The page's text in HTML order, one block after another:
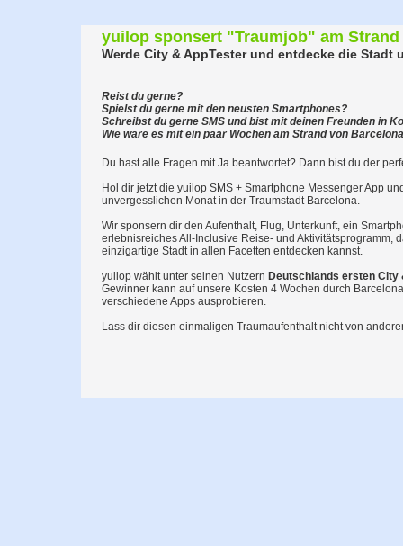
yuilop sponsert "Traumjob" am
Werde City & AppTester und entdecke die Stadt
Reist du gerne?
Spielst du gerne mit den neusten Smartphones?
Schreibst du gerne SMS und bist mit deinen Freunden in
Wie wäre es mit ein paar Wochen am Strand von
Du hast alle Fragen mit Ja beantwortet? Dann bist du der
Hol dir jetzt die yuilop SMS + Smartphone Messenger App
unvergesslichen Monat in der Traumstadt Barcelona.
Wir sponsern dir den Aufenthalt, Flug, Unterkunft, ein
erlebnisreiches All-Inclusive Reise- und Aktivitätsprogramm,
einzigartige Stadt in allen Facetten entdecken kannst.
yuilop wählt unter seinen Nutzern Deutschlands ersten City
Gewinner kann auf unsere Kosten 4 Wochen durch
verschiedene Apps ausprobieren.
Lass dir diesen einmaligen Traumaufenthalt nicht von